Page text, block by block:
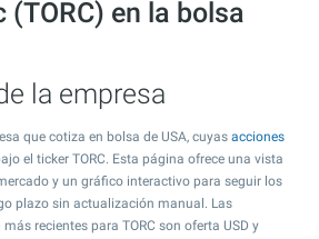
(TORC) en la bolsa
la empresa
que cotiza en bolsa de USA, cuyas acciones
el ticker TORC. Esta página ofrece una vista
y un gráfico interactivo para seguir los
plazo sin actualización manual. Las
más recientes para TORC son oferta USD y